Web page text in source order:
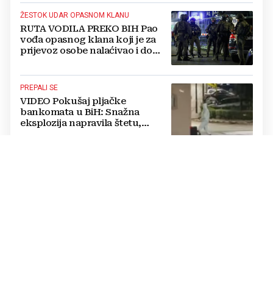
ŽESTOK UDAR OPASNOM KLANU
RUTA VODILA PREKO BIH Pao
vođa opasnog klana koji je za
prijevoz osobe nalaćivao i do
PREPALI SE
VIDEO Pokušaj pljačke
bankomata u BiH: Snažna
eksplozija napravila štetu,
stanari natjerali pljačkaše u bijeg